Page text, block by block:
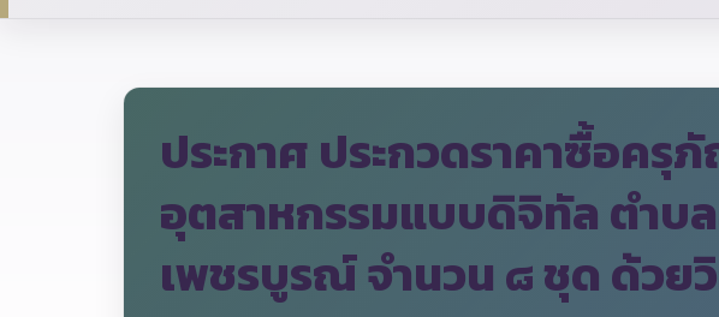
ประกาศ ประกวดราคาซื้อค
อุตสาหกรรมแบบดิจิทัล ตำบ
เพชรบูรณ์ จำนวน ๘ ชุด ด้วย